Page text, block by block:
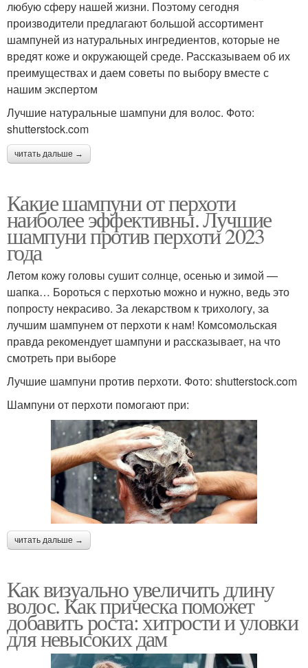
любую сферу нашей жизни. Поэтому сегодня
производители предлагают большой ассортимент
шампуней из натуральных ингредиентов, которые не
вредят коже и окружающей среде. Рассказываем об их
преимуществах и даем советы по выбору вместе с
нашим экспертом
Лучшие натуральные шампуни для волос. Фото:
shutterstock.com
читать дальше →
Какие шампуни от перхоти
наиболее эффективны. Лучшие
шампуни против перхоти 2023
года
Летом кожу головы сушит солнце, осенью и зимой —
шапка… Бороться с перхотью можно и нужно, ведь это
попросту некрасиво. За лекарством к трихологу, за
лучшим шампунем от перхоти к нам! Комсомольская
правда рекомендует шампуни и рассказывает, на что
смотреть при выборе
Лучшие шампуни против перхоти. Фото: shutterstock.com
Шампуни от перхоти помогают при:
читать дальше →
Как визуально увеличить длину
волос. Как прическа поможет
добавить роста: хитрости и уловки
для невысоких дам